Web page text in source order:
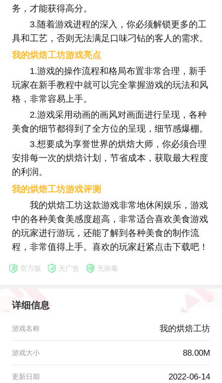
务，才能获得高分。
3.随着游戏进程的深入，你必须解锁更多的工
具和工艺，否则无法满足口味刁钻的客人的需求。
我的烘焙工坊游戏亮点
1.游戏的操作流程和格局布置非常合理，新手
玩家在新手教程中就可以完全掌握游戏的玩法和风
格，非常容易上手。
2.游戏采用动画的画风对画面进行呈现，各种
美食的细节都得到了全方位的呈现，细节感爆棚。
3.想要成为享誉世界的烘焙大师，你必须合理
安排每一次的烘焙计划，节省成本，获取最大程度
的利润。
我的烘焙工坊游戏评测
我的烘焙工坊这款游戏非常地休闲娱乐，游戏
中的各种美食美感度超高，非常适合喜欢美食游戏
的玩家进行游玩，还能了解到各种美食的制作流
程，非常值得上手。喜欢的玩家赶紧点击下载吧！
官方版 无广告 无病毒
详细信息
游戏名称 我的烘焙工坊
游戏大小 88.00M
更新日期 2022-06-14